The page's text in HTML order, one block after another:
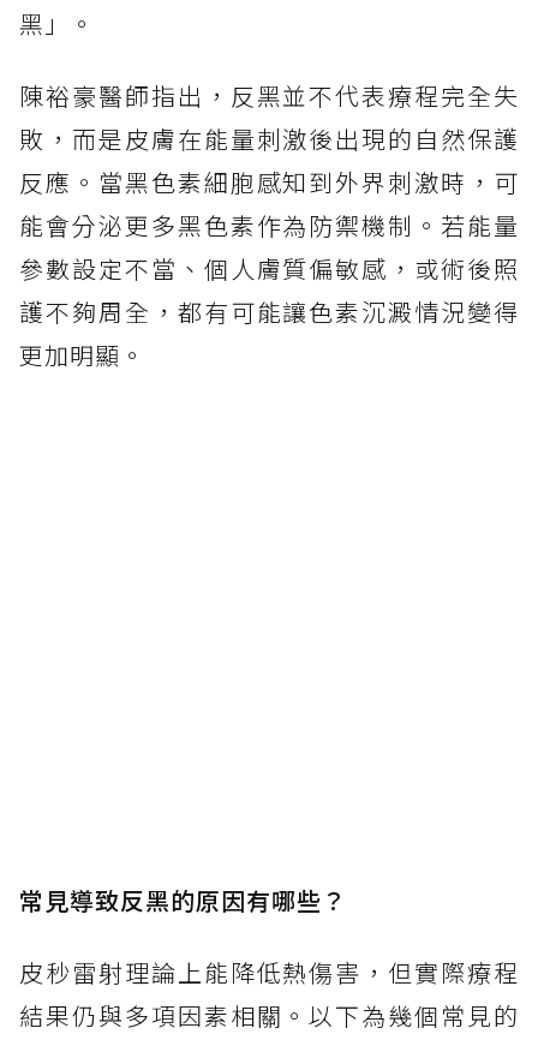
黑」。
陳裕豪醫師指出，反黑並不代表療程完全失
敗，而是皮膚在能量刺激後出現的自然保護
反應。當黑色素細胞感知到外界刺激時，可
能會分泌更多黑色素作為防禦機制。若能量
參數設定不當、個人膚質偏敏感，或術後照
護不夠周全，都有可能讓色素沉澱情況變得
更加明顯。
常見導致反黑的原因有哪些？
皮秒雷射理論上能降低熱傷害，但實際療程
結果仍與多項因素相關。以下為幾個常見的